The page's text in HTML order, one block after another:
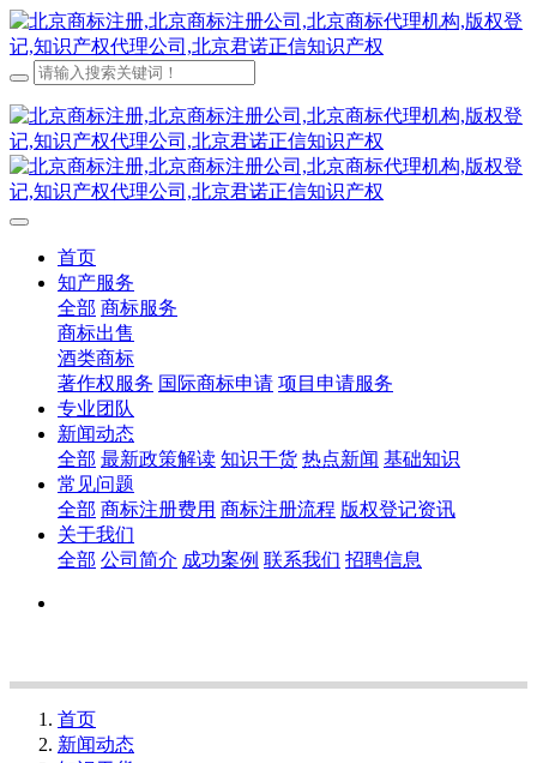
首页
知产服务
全部 商标服务
商标出售
酒类商标
著作权服务 国际商标申请 项目申请服务
专业团队
新闻动态
全部 最新政策解读 知识干货 热点新闻 基础知识
常见问题
全部 商标注册费用 商标注册流程 版权登记资讯
关于我们
全部 公司简介 成功案例 联系我们 招聘信息
首页
新闻动态